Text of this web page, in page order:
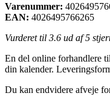
Varenummer:
EAN: 4026495766265
Vurderet til 3.6 ud af 5
En del online forhandlere
din kalender.
Du kan endvidere afveje